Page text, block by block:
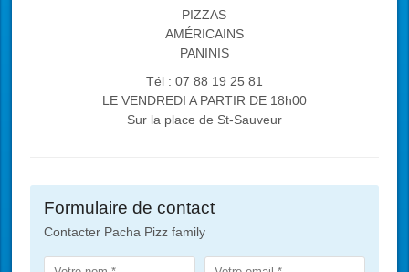
PIZZAS
AMÉRICAINS
PANINIS
Tél : 07 88 19 25 81
LE VENDREDI A PARTIR DE 18h00
Sur la place de St-Sauveur
Formulaire de contact
Contacter Pacha Pizz family